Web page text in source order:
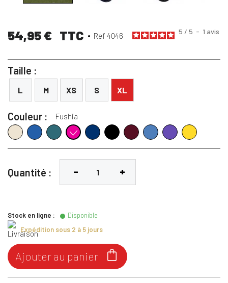
54,95 € TTC Ref 4046 5 / 5 - 1 avis
Taille :
L M XS S XL
Couleur : Fushia
BiscuitCobalteDeep Lake
FushiaMarineNoir Ruby Steel BlueViolet Citrus
Quantité :
Stock en ligne :
Disponible
Expédition sous 2 à 5 jours

Ajouter au panier